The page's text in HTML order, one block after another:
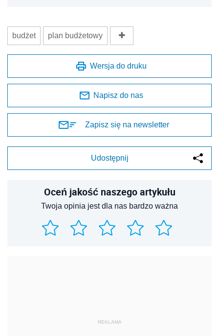
budżet plan budżetowy
Wersja do druku
Napisz do nas
Zapisz się na newsletter
Udostępnij
Oceń jakość naszego artykułu
Twoja opinia jest dla nas bardzo ważna
REKLAMA